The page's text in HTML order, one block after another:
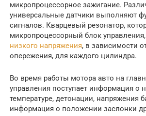
микропроцессорное зажигание.
универсальные датчики выполняют
сигналов. Кварцевый резонатор,
микропроцессорный блок
низкого напряжения, в зависимости
опережения, для каждого цилиндра.
Во время работы мотора авто на
управления поступает информация о
температуре, детонации, напряжения
информация о положении заслонки